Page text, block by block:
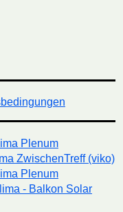
Plenum
ZwischenTreff (viko)
Plenum
- Balkon Solar